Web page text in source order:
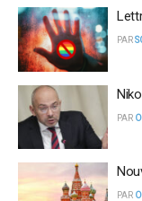
PAR
PAR
PAR